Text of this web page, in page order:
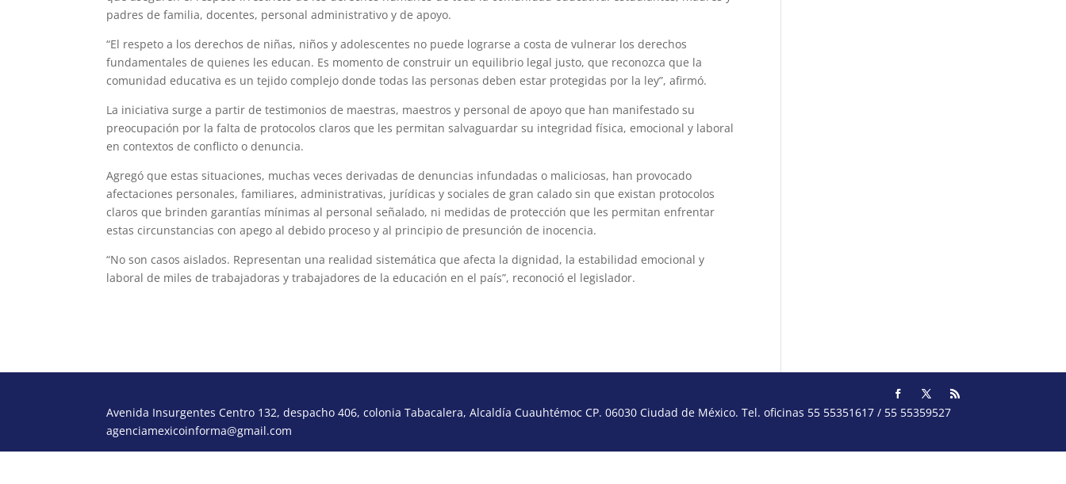
padres de familia, docentes, personal administrativo y de apoyo.
“El respeto a los derechos de niñas, niños y adolescentes no puede lograrse a costa de vulnerar los derechos
fundamentales de quienes les educan. Es momento de construir un equilibrio legal justo, que reconozca que la
comunidad educativa es un tejido complejo donde todas las personas deben estar protegidas por la ley”, afirmó.
La iniciativa surge a partir de testimonios de maestras, maestros y personal de apoyo que han manifestado su
preocupación por la falta de protocolos claros que les permitan salvaguardar su integridad física, emocional y laboral
en contextos de conflicto o denuncia.
Agregó que estas situaciones, muchas veces derivadas de denuncias infundadas o maliciosas, han provocado
afectaciones personales, familiares, administrativas, jurídicas y sociales de gran calado sin que existan protocolos
claros que brinden garantías mínimas al personal señalado, ni medidas de protección que les permitan enfrentar
estas circunstancias con apego al debido proceso y al principio de presunción de inocencia.
“No son casos aislados. Representan una realidad sistemática que afecta la dignidad, la estabilidad emocional y
laboral de miles de trabajadoras y trabajadores de la educación en el país”, reconoció el legislador.
Avenida Insurgentes Centro 132, despacho 406, colonia Tabacalera, Alcaldía Cuauhtémoc CP. 06030 Ciudad de México. Tel. oficinas 55 55351617 / 55 55359527
agenciamexicoinforma@gmail.com